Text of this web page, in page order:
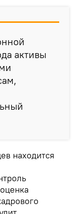
активы
находится